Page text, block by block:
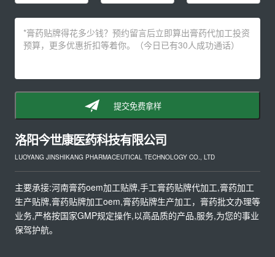
提交免费拿样
洛阳今世康医药科技有限公司
LUOYANG JINSHIKANG PHARMACEUTICAL TECHNOLOGY CO., LTD
主要承接:河南膏药oem加工贴牌,手工膏药贴牌代加工,膏药加工
生产贴牌,膏药贴牌加工oem,膏药贴牌生产加工，膏药批文办理等
业务,严格按国家GMP规定操作,以高品质的产品,服务,为您的事业
保驾护航。